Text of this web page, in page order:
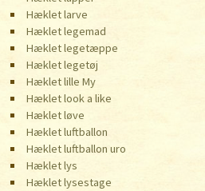
Hæklet larve
Hæklet legemad
Hæklet legetæppe
Hæklet legetøj
Hæklet lille My
Hæklet look a like
Hæklet løve
Hæklet luftballon
Hæklet luftballon uro
Hæklet lys
Hæklet lysestage